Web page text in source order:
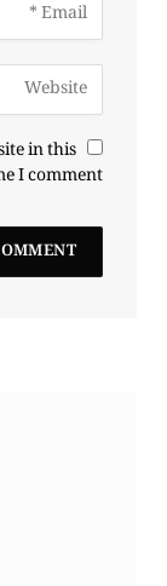
in this
I comment.